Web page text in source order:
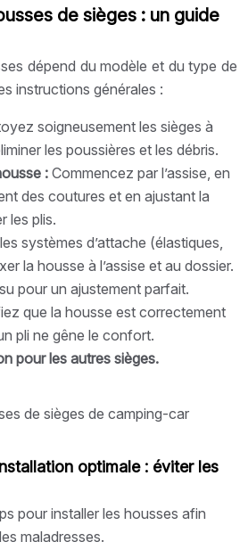
de sièges : un guide
dépend du modèle et du type de
instructions générales :
soigneusement les sièges à
les poussières et les débris.
: Commencez par l’assise, en
des coutures et en ajustant la
les plis.
systèmes d’attache (élastiques,
la housse à l’assise et au dossier.
pour un ajustement parfait.
que la housse est correctement
pli ne gêne le confort.
pour les autres sièges.
optimale : éviter les
pour installer les housses afin
maladresses.